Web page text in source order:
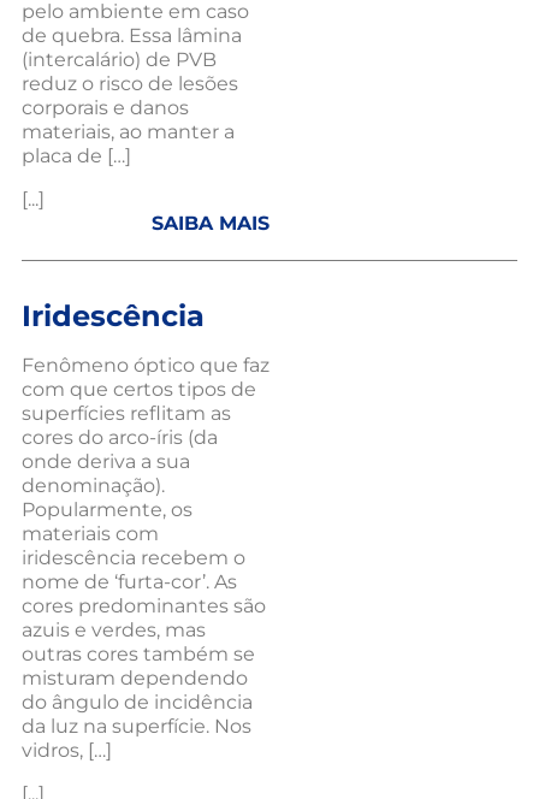
pelo ambiente em caso
de quebra. Essa lâmina
(intercalário) de PVB
reduz o risco de lesões
corporais e danos
materiais, ao manter a
placa de […]
[...]
SAIBA MAIS
Iridescência
Fenômeno óptico que faz
com que certos tipos de
superfícies reflitam as
cores do arco-íris (da
onde deriva a sua
denominação).
Popularmente, os
materiais com
iridescência recebem o
nome de ‘furta-cor’. As
cores predominantes são
azuis e verdes, mas
outras cores também se
misturam dependendo
do ângulo de incidência
da luz na superfície. Nos
vidros, […]
[...]